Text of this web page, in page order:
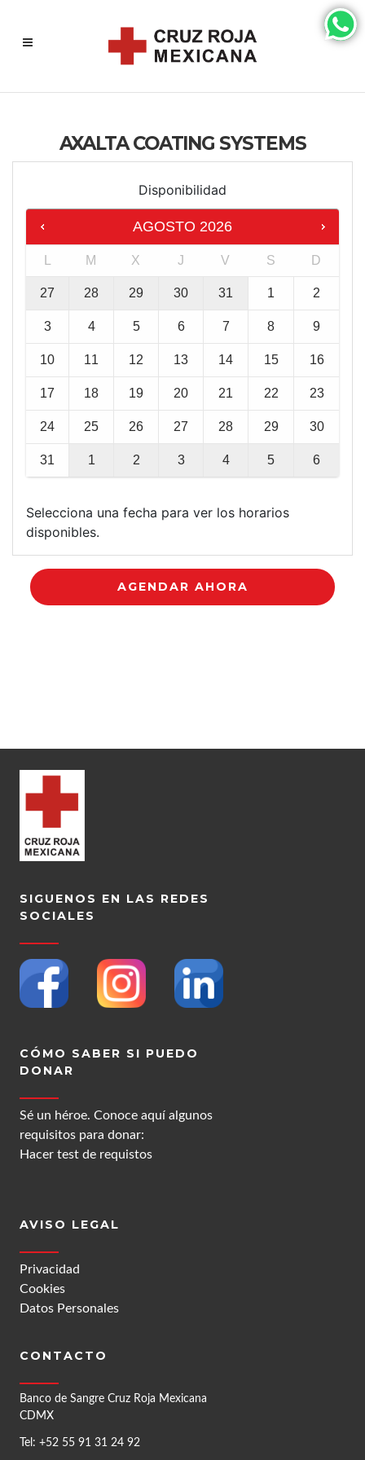
AXALTA COATING SYSTEMS
Disponibilidad
AGOSTO 2026
M X J V S D
27 28 29 30 31 1 2
3 4 5 6 7 8 9
10 11 12 13 14 15 16
17 18 19 20 21 22 23
24 25 26 27 28 29 30
31 1 2 3 4 5 6
Selecciona una fecha para ver los horarios
disponibles.
AGENDAR AHORA
SIGUENOS EN LAS REDES
SOCIALES
CÓMO SABER SI PUEDO
DONAR
Sé un héroe. Conoce aquí algunos
requisitos para donar:
Hacer test de requistos
AVISO LEGAL
Privacidad
Cookies
Datos Personales
CONTACTO
Banco de Sangre Cruz Roja Mexicana
CDMX
Tel: +52 55 91 31 24 92